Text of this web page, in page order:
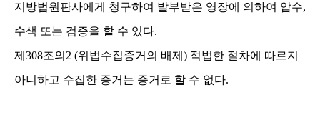
지방법원판사에게 청구하여 발부받은 영장에 의하여 압수,
수색 또는 검증을 할 수 있다.
제 308조의 2 (위법수집증거의 배제 ) 적법한 절차에 따르지
아니하고 수집한 증거는 증거로 할 수 없다.